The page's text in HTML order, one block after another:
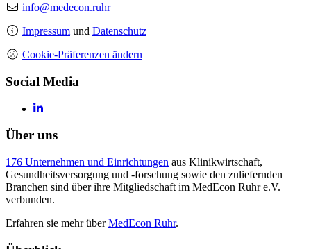
info@medecon.ruhr
Impressum und Datenschutz
Cookie-Präferenzen ändern
Social Media
Über uns
176 Unternehmen und Einrichtungen aus Klinikwirtschaft,
Gesundheitsversorgung und -forschung sowie den zuliefernden
Branchen sind über ihre Mitgliedschaft im MedEcon Ruhr e.V.
verbunden.
Erfahren sie mehr überMedEcon Ruhr.